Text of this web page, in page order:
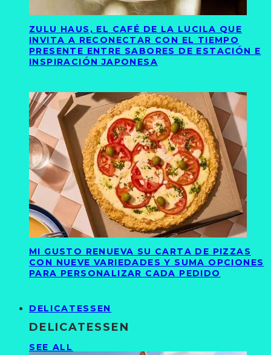
ZULU HAUS, EL CAFÉ DE LA LUCILA QUE
INVITA A RECONECTAR CON EL TIEMPO
PRESENTE ENTRE SABORES DE ESTACIÓN E
INSPIRACIÓN JAPONESA
MI GUSTO RENUEVA SU CARTA DE PIZZAS
CON NUEVE VARIEDADES Y SUMA OPCIONES
PARA PERSONALIZAR CADA PEDIDO
DELICATESSEN
DELICATESSEN
SEE ALL